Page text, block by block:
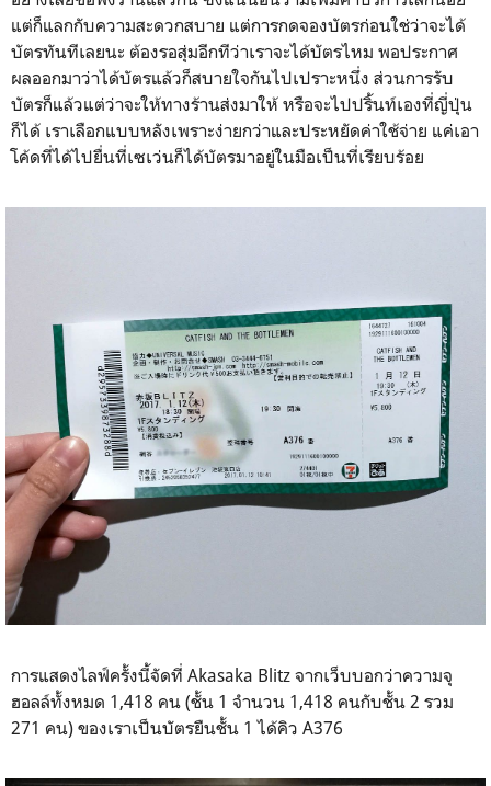
แต่ก็แลกกับความสะดวกสบาย แต่การกดจองบัตรก่อนใช่ว่าจะได้
บัตรทันทีเลยนะ ต้องรอสุ่มอีกทีว่าเราจะได้บัตรไหม พอประกาศ
ผลออกมาว่าได้บัตรแล้วก็สบายใจกันไปเปราะหนึ่ง ส่วนการรับ
บัตรก็แล้วแต่ว่าจะให้ทางร้านส่งมาให้ หรือจะไปปริ้นท์เองที่ญี่ปุ่น
ก็ได้ เราเลือกแบบหลังเพราะง่ายกว่าและประหยัดค่าใช้จ่าย แค่เอา
โค้ดที่ได้ไปยื่นที่เซเว่นก็ได้บัตรมาอยู่ในมือเป็นที่เรียบร้อย
การแสดงไลฟ์ครั้งนี้จัดที่ Akasaka Blitz จากเว็บบอกว่าความจุ
ฮอลล์ทั้งหมด 1,418 คน (ชั้น 1 จำนวน 1,418 คนกับชั้น 2 รวม
271 คน) ของเราเป็นบัตรยืนชั้น 1 ได้คิว A376